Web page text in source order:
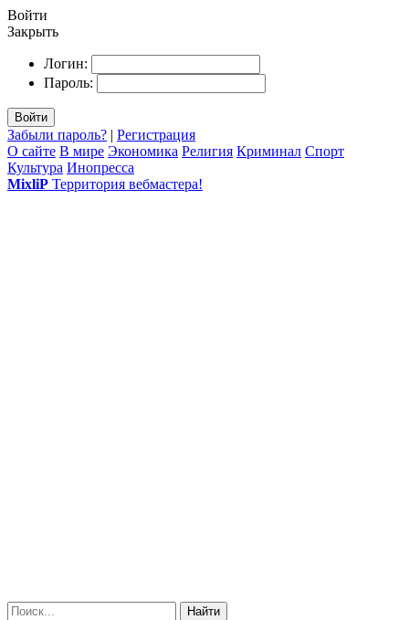
Войти
Закрыть
Логин:
Пароль:
Войти
Забыли пароль? | Регистрация
О сайте В мире Экономика Религия Криминал Спорт
Культура Инопресса
MixliP Территория вебмастера!
Найти